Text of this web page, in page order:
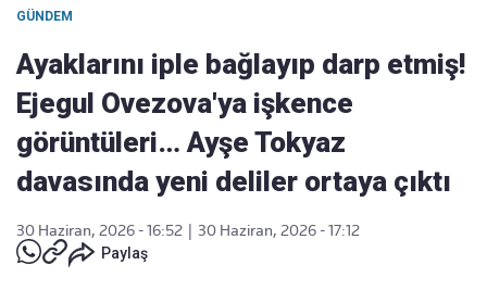
GÜNDEM
Ayaklarını iple bağlayıp darp etmiş!
Ejegul Ovezova'ya işkence
görüntüleri… Ayşe Tokyaz
davasında yeni deliler ortaya çıktı
30 Haziran, 2026 - 16:52
30 Haziran, 2026 - 17:12
Paylaş